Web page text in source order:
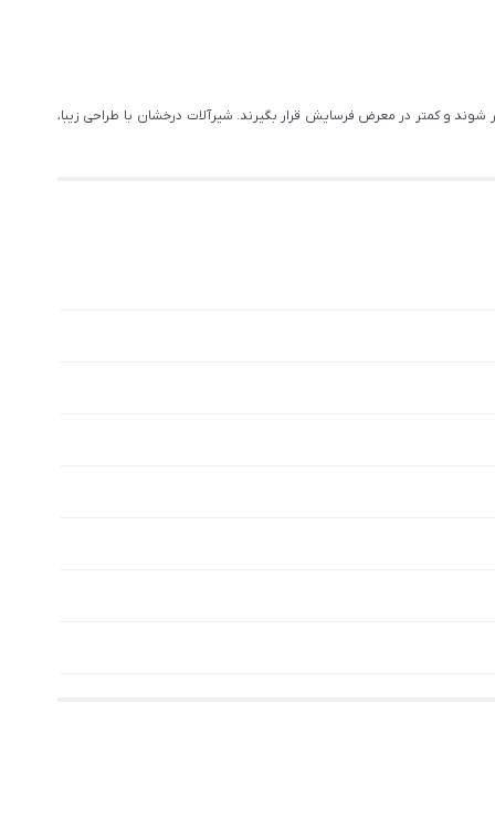
و کمتر در معرض فرسایش قرار بگیرند. شیرآلات درخشان با طراحی زیبا،